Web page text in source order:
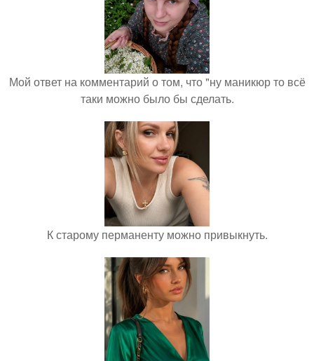
Мой ответ на комментарий о том, что "ну маникюр то всё
таки можно было бы сделать.
К старому перманенту можно привыкнуть.